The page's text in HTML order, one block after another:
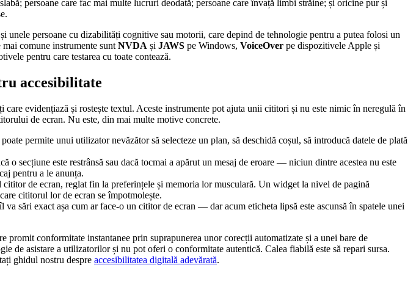
persoane care fac mai multe lucruri deodată; persoane care învață limbi străine; și oricine pur și
persoane cu dizabilități cognitive sau motorii, care depind de tehnologie pentru a putea folosi un
comune instrumente sunt NVDA și JAWS pe Windows, VoiceOver pe dispozitivele Apple și
pentru care testarea cu toate contează.
accesibilitate
evidențiază și rostește textul. Aceste instrumente pot ajuta unii cititori și nu este nimic în neregulă în
de ecran. Nu este, din mai multe motive concrete.
permite unui utilizator nevăzător să selecteze un plan, să deschidă coșul, să introducă datele de plată
o secțiune este restrânsă sau dacă tocmai a apărut un mesaj de eroare — niciun dintre acestea nu este
pentru a le anunța.
de ecran, reglat fin la preferințele și memoria lor musculară. Un widget la nivel de pagină
cititorul lor de ecran se împotmolește.
sări exact așa cum ar face-o un cititor de ecran — dar acum eticheta lipsă este ascunsă în spatele unei
promit conformitate instantanee prin suprapunerea unor corecții automatizate și a unei bare de
de asistare a utilizatorilor și nu pot oferi o conformitate autentică. Calea fiabilă este să repari sursa.
ghidul nostru despre accesibilitatea digitală adevărată.